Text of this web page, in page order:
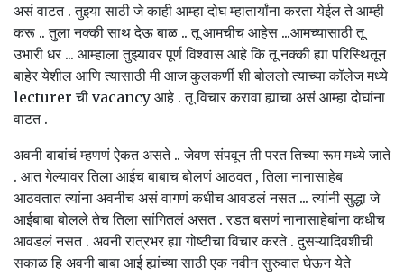
असं वाटत . तुझ्या साठी जे काही आम्हा दोघ म्हातार्यांना करता येईल ते आम्ही
करू .. तुला नक्की साथ देऊ बाळ .. तू आमचीच आहेस ...आमच्यासाठी तू
उभारी धर ... आम्हाला तुझ्यावर पूर्ण विश्वास आहे कि तू नक्की ह्या परिस्थितून
बाहेर येशील आणि त्यासाठी मी आज कुलकर्णी शी बोललो त्याच्या कॉलेज मध्ये
lecturer ची vacancy आहे . तू विचार करावा ह्याचा असं आम्हा दोघांना
वाटत .
अवनी बाबांचं म्हणणं ऐकत असते .. जेवण संपवून ती परत तिच्या रूम मध्ये जाते
. आत गेल्यावर तिला आईच बाबाच बोलणं आठवत , तिला नानासाहेब
आठवतात त्यांना अवनीच असं वागणं कधीच आवडलं नसत ... त्यांनी सुद्धा जे
आईबाबा बोलले तेच तिला सांगितलं असत . रडत बसणं नानासाहेबांना कधीच
आवडलं नसत . अवनी रात्रभर ह्या गोष्टीचा विचार करते . दुसऱ्यादिवशीची
सकाळ हि अवनी बाबा आई ह्यांच्या साठी एक नवीन सुरुवात घेऊन येते